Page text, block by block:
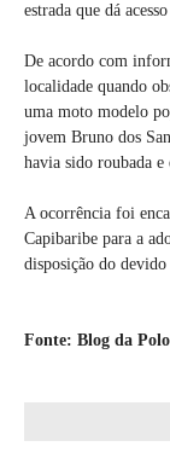
estrada que dá
De acordo com
localidade quando
uma moto modelo
jovem Bruno dos
havia sido roubada
A ocorrência foi
Capibaribe para a
disposição do
Fonte: Blog da